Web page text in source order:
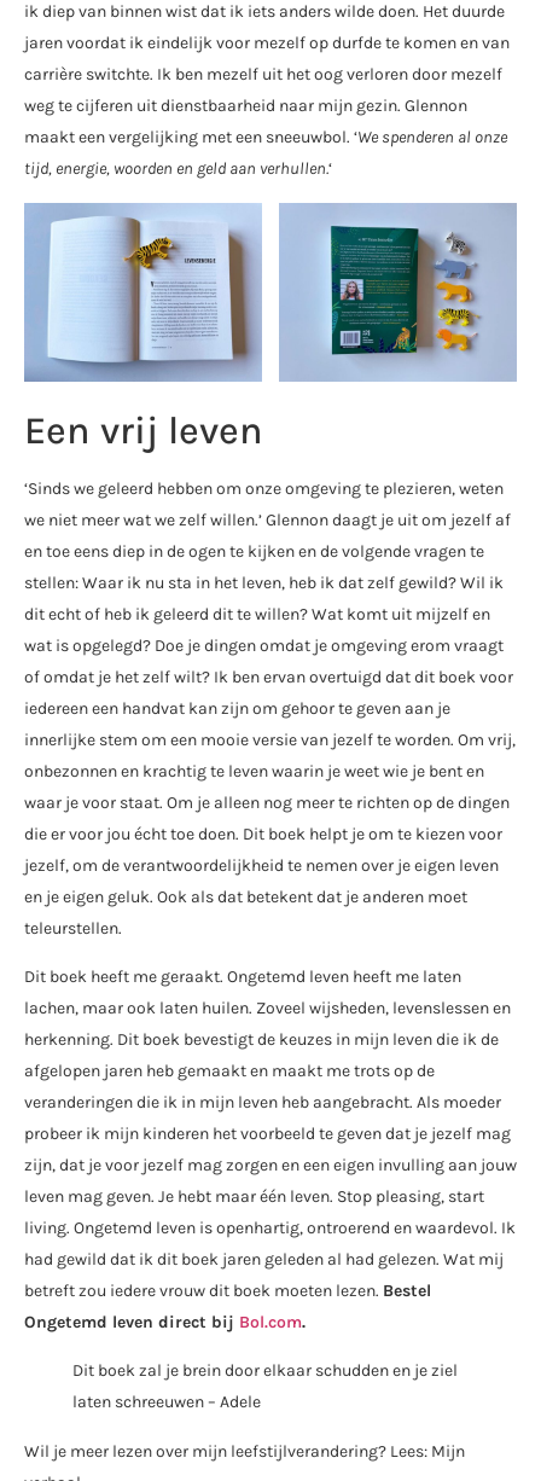
ik diep van binnen wist dat ik iets anders wilde doen. Het duurde
jaren voordat ik eindelijk voor mezelf op durfde te komen en van
carrière switchte. Ik ben mezelf uit het oog verloren door mezelf
weg te cijferen uit dienstbaarheid naar mijn gezin. Glennon
maakt een vergelijking met een sneeuwbol. ‘We spenderen al onze
tijd, energie, woorden en geld aan verhullen.‘
Een vrij leven
‘Sinds we geleerd hebben om onze omgeving te plezieren, weten
we niet meer wat we zelf willen.’ Glennon daagt je uit om jezelf af
en toe eens diep in de ogen te kijken en de volgende vragen te
stellen: Waar ik nu sta in het leven, heb ik dat zelf gewild? Wil ik
dit echt of heb ik geleerd dit te willen? Wat komt uit mijzelf en
wat is opgelegd? Doe je dingen omdat je omgeving erom vraagt
of omdat je het zelf wilt? Ik ben ervan overtuigd dat dit boek voor
iedereen een handvat kan zijn om gehoor te geven aan je
innerlijke stem om een mooie versie van jezelf te worden. Om vrij,
onbezonnen en krachtig te leven waarin je weet wie je bent en
waar je voor staat. Om je alleen nog meer te richten op de dingen
die er voor jou écht toe doen. Dit boek helpt je om te kiezen voor
jezelf, om de verantwoordelijkheid te nemen over je eigen leven
en je eigen geluk. Ook als dat betekent dat je anderen moet
teleurstellen.
Dit boek heeft me geraakt. Ongetemd leven heeft me laten
lachen, maar ook laten huilen. Zoveel wijsheden, levenslessen en
herkenning. Dit boek bevestigt de keuzes in mijn leven die ik de
afgelopen jaren heb gemaakt en maakt me trots op de
veranderingen die ik in mijn leven heb aangebracht. Als moeder
probeer ik mijn kinderen het voorbeeld te geven dat je jezelf mag
zijn, dat je voor jezelf mag zorgen en een eigen invulling aan jouw
leven mag geven. Je hebt maar één leven. Stop pleasing, start
living. Ongetemd leven is openhartig, ontroerend en waardevol. Ik
had gewild dat ik dit boek jaren geleden al had gelezen. Wat mij
betreft zou iedere vrouw dit boek moeten lezen. Bestel
Ongetemd leven direct bij Bol.com.
Dit boek zal je brein door elkaar schudden en je ziel
laten schreeuwen – Adele
Wil je meer lezen over mijn leefstijlverandering? Lees: Mijn